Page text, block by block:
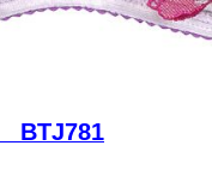
BTJ781